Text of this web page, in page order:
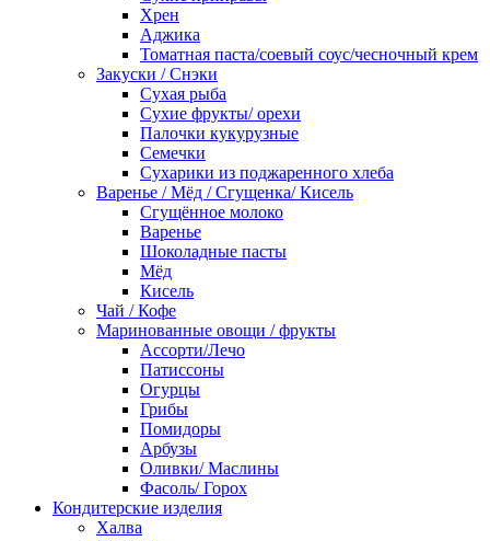
Хрен
Аджика
Томатная паста/соевый соус/чесночный крем
Закуски / Снэки
Сухая рыба
Сухие фрукты/ орехи
Палочки кукурузные
Семечки
Сухарики из поджаренного хлеба
Варенье / Мёд / Сгущенка/ Кисель
Сгущённое молоко
Варенье
Шоколадные пасты
Мёд
Кисель
Чай / Кофе
Маринованные овощи / фрукты
Ассорти/Лечо
Патиссоны
Огурцы
Грибы
Помидоры
Арбузы
Оливки/ Маслины
Фасоль/ Горох
Кондитерские изделия
Халва